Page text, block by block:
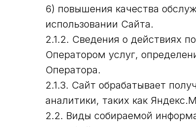
6) повышения качества
использовании Сайта.
2.1.2. Сведения о действиях
Оператором услуг,
Оператора.
2.1.3. Сайт обрабатывает
аналитики, таких как
2.2. Виды собираемой